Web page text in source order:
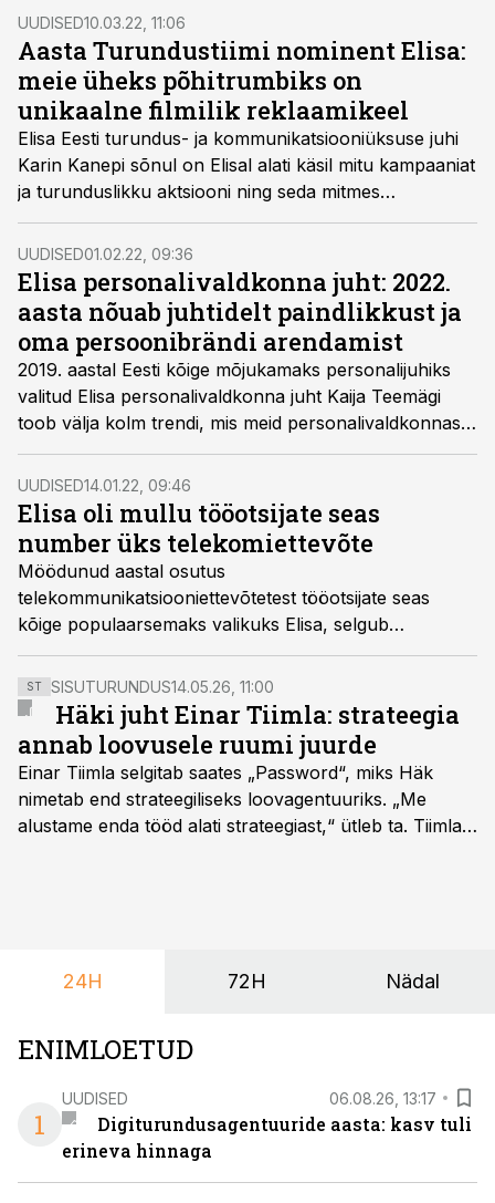
räägib Elisa suhtekorralduse valdkonna juht ja
juhtimiscoach Marika Raiski, lisades, et iga ettevõtte
südameasi peaks olema, et töötajale välja reklaamitu
ka tegelikult tõele vastaks.
UUDISED10.03.22, 11:06
Aasta Turundustiimi nominent Elisa:
meie üheks põhitrumbiks on
unikaalne filmilik reklaamikeel
Elisa Eesti turundus- ja kommunikatsiooniüksuse juhi
Karin Kanepi sõnul on Elisal alati käsil mitu kampaaniat
ja turunduslikku aktsiooni ning seda mitmes
ärivaldkonnas korraga, mille käigus on õnnestunud
hoida brändi siiski võimalikult ühtsena. Eelmisel aastal
tõid nad turule ka uue TV-teenuse Elisa Elamus ning
ajaga aitavad kaasas käia ka mitmed uued äpid, mis
toovad traditsiooniliste teenuste turundustegevustesse
start-up’iliku lähenemist.
UUDISED01.02.22, 09:36
Elisa personalivaldkonna juht: 2022.
aasta nõuab juhtidelt paindlikkust ja
oma persoonibrändi arendamist
2019. aastal Eesti kõige mõjukamaks personalijuhiks
valitud Elisa personalivaldkonna juht Kaija Teemägi
toob välja kolm trendi, mis meid personalivaldkonnas
2022. aastal ees ootavad.
UUDISED14.01.22, 09:46
Elisa oli mullu tööotsijate seas
number üks telekomiettevõte
Möödunud aastal osutus
telekommunikatsiooniettevõtetest tööotsijate seas
kõige populaarsemaks valikuks Elisa, selgub
CVKeskus.ee värskelt avaldatud statistikast. Lisaks
suurele huvile töökuulutuste vastu märkisid tööotsijad
Elisa ära ka ühe kõige ihaldatuma tööandjana.
ST SISUTURUNDUS14.05.26, 11:00
Häki juht Einar Tiimla: strateegia
annab loovusele ruumi juurde
Einar Tiimla selgitab saates „Password“, miks Häk
nimetab end strateegiliseks loovagentuuriks. „Me
alustame enda tööd alati strateegiast,“ ütleb ta. Tiimla
24H 72H Nädal
ENIMLOETUD
1
UUDISED 06.08.26, 13:17
Digiturundusagentuuride aasta: kasv tuli
erineva hinnaga